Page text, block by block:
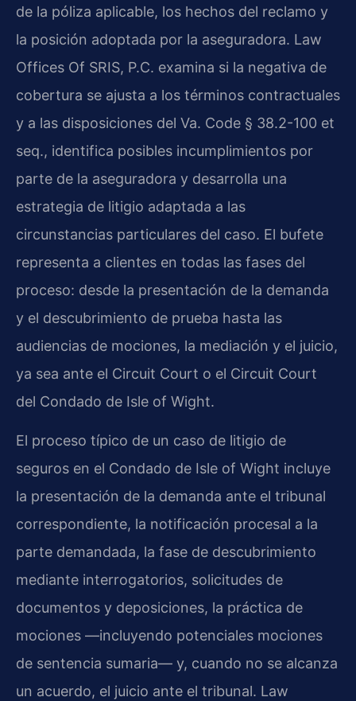
de la póliza aplicable, los hechos del reclamo y
la posición adoptada por la aseguradora. Law
Offices Of SRIS, P.C. examina si la negativa de
cobertura se ajusta a los términos contractuales
y a las disposiciones del Va. Code § 38.2-100 et
seq., identifica posibles incumplimientos por
parte de la aseguradora y desarrolla una
estrategia de litigio adaptada a las
circunstancias particulares del caso. El bufete
representa a clientes en todas las fases del
proceso: desde la presentación de la demanda
y el descubrimiento de prueba hasta las
audiencias de mociones, la mediación y el juicio,
ya sea ante el Circuit Court o el Circuit Court
del Condado de Isle of Wight.
El proceso típico de un caso de litigio de
seguros en el Condado de Isle of Wight incluye
la presentación de la demanda ante el tribunal
correspondiente, la notificación procesal a la
parte demandada, la fase de descubrimiento
mediante interrogatorios, solicitudes de
documentos y deposiciones, la práctica de
mociones —incluyendo potenciales mociones
de sentencia sumaria— y, cuando no se alcanza
un acuerdo, el juicio ante el tribunal. Law